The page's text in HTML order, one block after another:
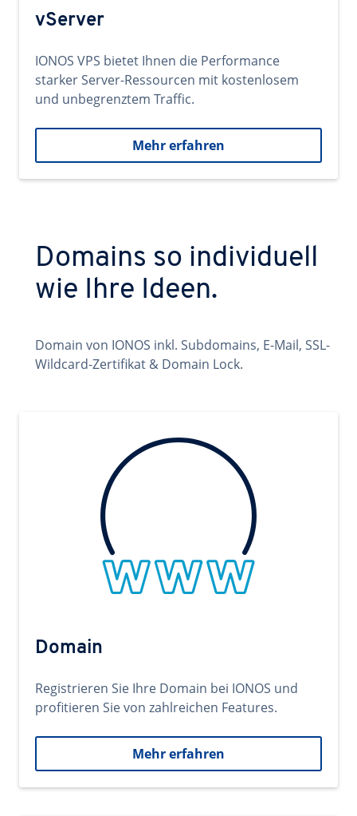
vServer
IONOS VPS bietet Ihnen die Performance
starker Server-Ressourcen mit kostenlosem
und unbegrenztem Traffic.
Mehr erfahren
Domains so individuell
wie Ihre Ideen.
Domain von IONOS inkl. Subdomains, E-Mail, SSL-
Wildcard-Zertifikat & Domain Lock.
Domain
Registrieren Sie Ihre Domain bei IONOS und
profitieren Sie von zahlreichen Features.
Mehr erfahren